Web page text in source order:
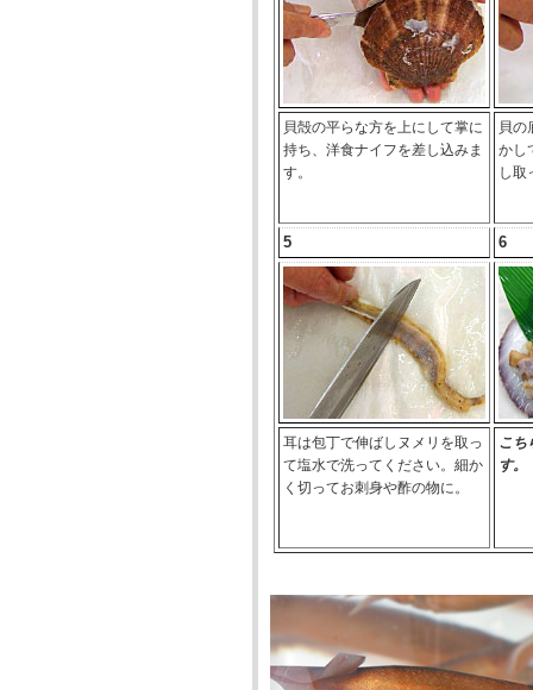
貝殻の平らな方を上にして掌に
持ち、洋食ナイフを差し込みま
す。
貝の
かし
し取
5 6
耳は包丁で伸ばしヌメリを取っ
て塩水で洗ってください。細か
く切ってお刺身や酢の物に。
こち
す。